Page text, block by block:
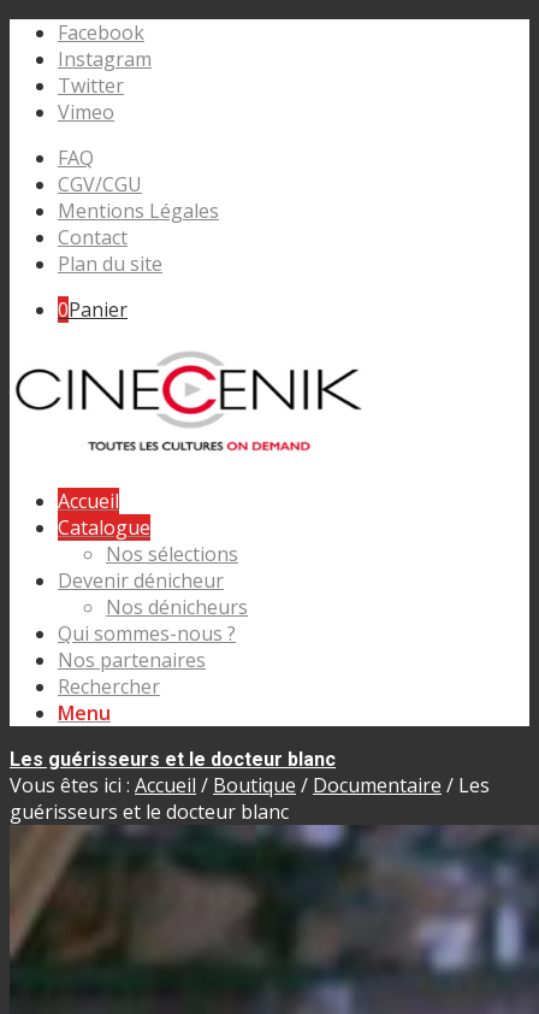
Facebook
Instagram
Twitter
Vimeo
FAQ
CGV/CGU
Mentions Légales
Contact
Plan du site
0Panier
Accueil
Catalogue
Nos sélections
Devenir dénicheur
Nos dénicheurs
Qui sommes-nous ?
Nos partenaires
Rechercher
Menu
Les guérisseurs et le docteur blanc
Vous êtes ici : Accueil / Boutique / Documentaire / Les
guérisseurs et le docteur blanc